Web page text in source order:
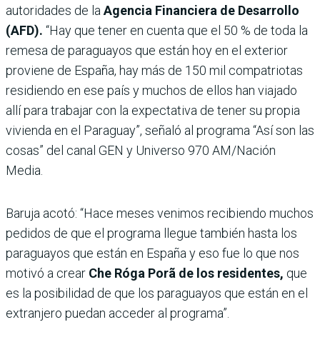
autoridades de laAgencia Financiera de Desarrollo
(AFD). “Hay que tener en cuenta que el 50 % de toda la
remesa de paraguayos que están hoy en el exterior
proviene de España, hay más de 150 mil compatriotas
residiendo en ese país y muchos de ellos han viajado
allí para trabajar con la expectativa de tener su propia
vivienda en el Paraguay”, señaló al programa “Así son las
cosas” del canal GEN y Universo 970 AM/Nación
Media.
Baruja acotó: “Hace meses venimos recibiendo muchos
pedidos de que el programa llegue también hasta los
paraguayos que están en España y eso fue lo que nos
motivó a crear Che Róga Porã de los residentes, que
es la posibilidad de que los paraguayos que están en el
extranjero puedan acceder al programa”.